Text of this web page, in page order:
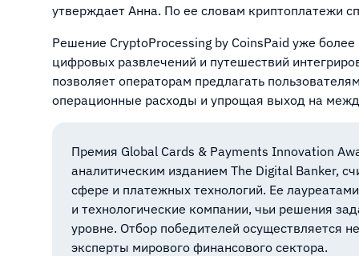
утверждает Анна. По ее словам криптоплатежи
Решение CryptoProcessing by CoinsPaid уже
цифровых развлечений и путешествий
позволяет операторам предлагать
операционные расходы и упрощая выход на
Премия Global Cards & Payments Innovation
аналитическим изданием The Digital Banker,
сфере и платежных технологий. Ее
и технологические компании, чьи решения
уровне. Отбор победителей осуществляется
эксперты мирового финансового сектора.